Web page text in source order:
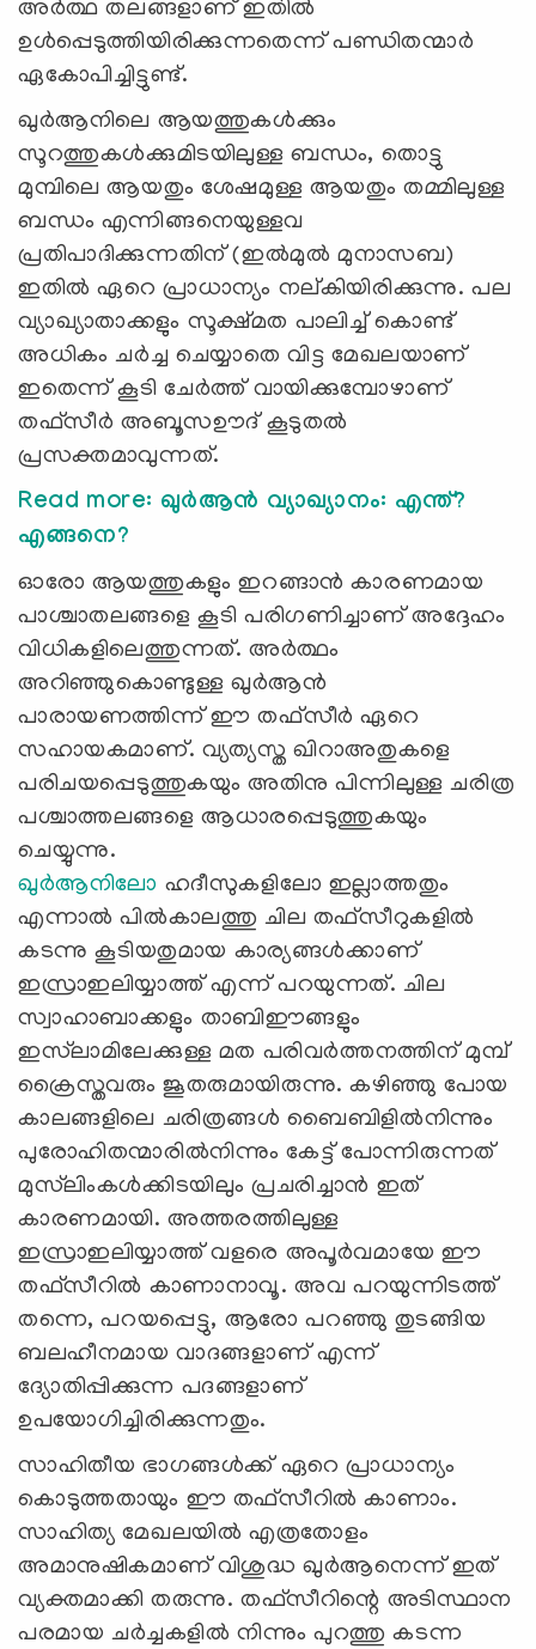
അർത്ഥ തലങ്ങളാണ് ഇതില്‍
ഉള്‍പ്പെടുത്തിയിരിക്കുന്നതെന്ന് പണ്ഡിതന്മാർ
ഏകോപിച്ചിട്ടുണ്ട്.
ഖുർആനിലെ ആയത്തുകൾക്കും
സൂറത്തുകൾക്കുമിടയിലുള്ള ബന്ധം, തൊട്ടു
മുമ്പിലെ ആയതും ശേഷമുള്ള ആയതും തമ്മിലുള്ള
ബന്ധം എന്നിങ്ങനെയുള്ളവ
പ്രതിപാദിക്കുന്നതിന് (ഇല്‍മുല്‍ മുനാസബ)
ഇതില്‍ ഏറെ പ്രാധാന്യം നല്കിയിരിക്കുന്നു. പല
വ്യാഖ്യാതാക്കളും സൂക്ഷ്മത പാലിച്ച് കൊണ്ട്
അധികം ചര്‍ച്ച ചെയ്യാതെ വിട്ട മേഖലയാണ്
ഇതെന്ന് കൂടി ചേര്‍ത്ത് വായിക്കുമ്പോഴാണ്
തഫ്സീര്‍ അബൂസഊദ് കൂടുതല്‍
പ്രസക്തമാവുന്നത്.
Read more: ഖുര്‍ആന്‍ വ്യാഖ്യാനം: എന്ത്?
എങ്ങനെ?
ഓരോ ആയത്തുകളും ഇറങ്ങാൻ കാരണമായ
പാശ്ചാതലങ്ങളെ കൂടി പരിഗണിച്ചാണ് അദ്ദേഹം
വിധികളിലെത്തുന്നത്. അർത്ഥം
അറിഞ്ഞുകൊണ്ടുള്ള ഖുർആന്‍
പാരായണത്തിന്ന് ഈ തഫ്സീർ ഏറെ
സഹായകമാണ്. വ്യത്യസ്ത ഖിറാഅതുകളെ
പരിചയപ്പെടുത്തുകയും അതിനു പിന്നിലുള്ള ചരിത്ര
പശ്ചാത്തലങ്ങളെ ആധാരപ്പെടുത്തുകയും
ചെയ്യുന്നു.
ഖുർആനിലോ ഹദീസുകളിലോ ഇല്ലാത്തതും
എന്നാൽ പിൽകാലത്തു ചില തഫ്സീറുകളിൽ
കടന്നു കൂടിയതുമായ കാര്യങ്ങൾക്കാണ്
ഇസ്രാഇലിയ്യാത്ത് എന്ന് പറയുന്നത്. ചില
സ്വാഹാബാക്കളും താബിഈങ്ങളും
ഇസ്‌ലാമിലേക്കുള്ള മത പരിവർത്തനത്തിന് മുമ്പ്
ക്രൈസ്തവരും ജൂതരുമായിരുന്നു. കഴിഞ്ഞു പോയ
കാലങ്ങളിലെ ചരിത്രങ്ങൾ ബൈബിളില്‍നിന്നും
പുരോഹിതന്മാരില്‍നിന്നും കേട്ട് പോന്നിരുന്നത്
മുസ്‍ലിംകള്‍ക്കിടയിലും പ്രചരിച്ചാന്‍ ഇത്
കാരണമായി. അത്തരത്തിലുള്ള
ഇസ്രാഇലിയ്യാത്ത് വളരെ അപൂർവമായേ ഈ
തഫ്സീറിൽ കാണാനാവൂ. അവ പറയുന്നിടത്ത്
തന്നെ, പറയപ്പെട്ടു, ആരോ പറഞ്ഞു തുടങ്ങിയ
ബലഹീനമായ വാദങ്ങളാണ് എന്ന്
ദ്യോതിപ്പിക്കുന്ന പദങ്ങളാണ്
ഉപയോഗിച്ചിരിക്കുന്നതും.
സാഹിതീയ ഭാഗങ്ങള്‍ക്ക് ഏറെ പ്രാധാന്യം
കൊടുത്തതായും ഈ തഫ്സീറിൽ കാണാം.
സാഹിത്യ മേഖലയില്‍ എത്രതോളം
അമാനുഷികമാണ് വിശുദ്ധ ഖുര്‍ആനെന്ന് ഇത്
വ്യക്തമാക്കി തരുന്നു. തഫ്സീറിന്റെ അടിസ്ഥാന
പരമായ ചർച്ചകളിൽ നിന്നും പുറത്തു കടന്ന